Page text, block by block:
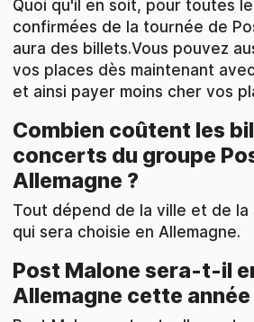
Quoi qu'il en soit, pour toutes
confirmées de la tournée de
aura des billets.Vous pouvez
vos places dès maintenant
et ainsi payer moins cher vos
Combien coûtent les billets pour les
concerts du groupe
Allemagne ?
Tout dépend de la ville et de
qui sera choisie en Allemagne.
Post Malone sera-t-il en tournée en
Allemagne cette année